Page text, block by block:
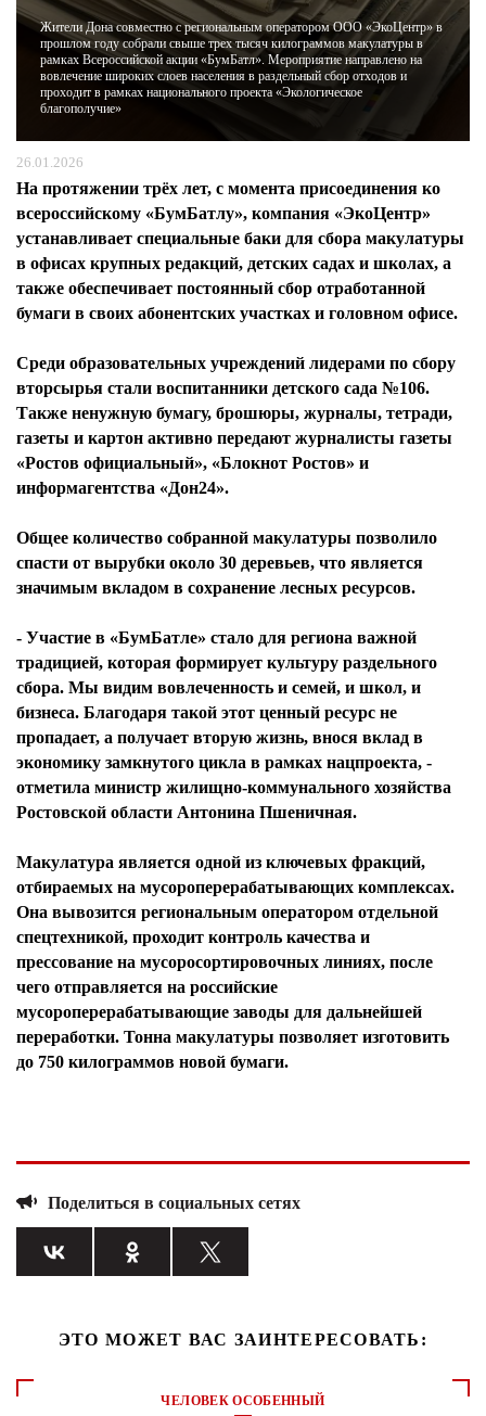
ЖУРНАЛ
Жители Дона совместно с региональным оператором ООО «ЭкоЦентр» в
прошлом году собрали свыше трех тысяч килограммов макулатуры в
рамках Всероссийской акции «БумБатл». Мероприятие направлено на
вовлечение широких слоев населения в раздельный сбор отходов и
проходит в рамках национального проекта «Экологическое
благополучие»
26.01.2026
На протяжении трёх лет, с момента присоединения ко
всероссийскому «БумБатлу», компания «ЭкоЦентр»
устанавливает специальные баки для сбора макулатуры
в офисах крупных редакций, детских садах и школах, а
также обеспечивает постоянный сбор отработанной
бумаги в своих абонентских участках и головном офисе.
Среди образовательных учреждений лидерами по сбору
вторсырья стали воспитанники детского сада №106.
Также ненужную бумагу, брошюры, журналы, тетради,
газеты и картон активно передают журналисты газеты
«Ростов официальный», «Блокнот Ростов» и
информагентства «Дон24».
Общее количество собранной макулатуры позволило
спасти от вырубки около 30 деревьев, что является
значимым вкладом в сохранение лесных ресурсов.
- Участие в «БумБатле» стало для региона важной
традицией, которая формирует культуру раздельного
сбора. Мы видим вовлеченность и семей, и школ, и
бизнеса. Благодаря такой этот ценный ресурс не
пропадает, а получает вторую жизнь, внося вклад в
экономику замкнутого цикла в рамках нацпроекта, -
отметила министр жилищно-коммунального хозяйства
Ростовской области Антонина Пшеничная.
Макулатура является одной из ключевых фракций,
отбираемых на мусороперерабатывающих комплексах.
Она вывозится региональным оператором отдельной
спецтехникой, проходит контроль качества и
прессование на мусоросортировочных линиях, после
чего отправляется на российские
мусороперерабатывающие заводы для дальнейшей
переработки. Тонна макулатуры позволяет изготовить
до 750 килограммов новой бумаги.
Поделиться в социальных сетях
ЭТО МОЖЕТ ВАС ЗАИНТЕРЕСОВАТЬ:
ЧЕЛОВЕК ОСОБЕННЫЙ